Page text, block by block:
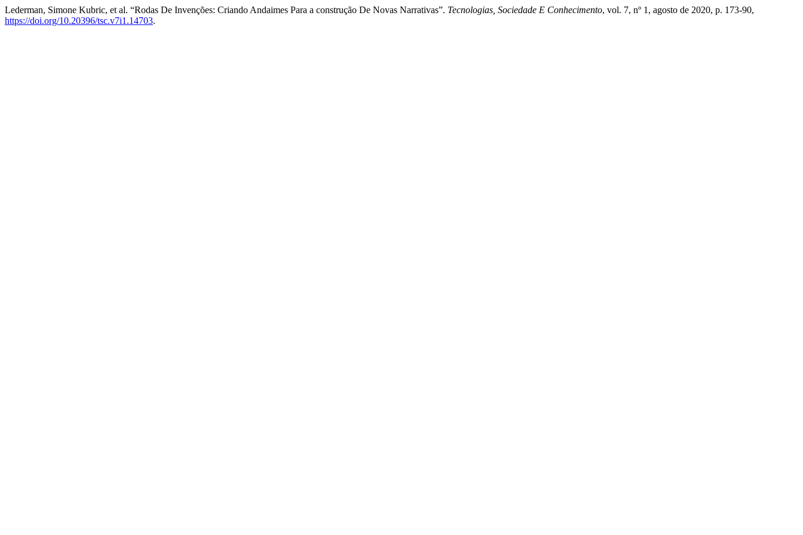
Lederman, Simone Kubric, et al. “Rodas De Invenções: Criando Andaimes Para a construção De Novas Narrativas”. Tecnologias, Sociedade E Conhecimento, vol. 7, nº 1, agosto de 2020, p. 173-90,
https://doi.org/10.20396/tsc.v7i1.14703.